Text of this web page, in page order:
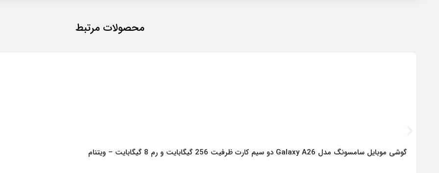
محصولات مرتبط
گوشی موبایل سامسونگ مدل Galaxy A26 دو سیم کارت ظرفیت 256 گیگابایت و رم 8 گیگابایت – ویتنام